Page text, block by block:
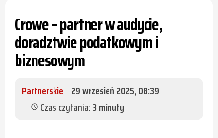
Crowe – partner w audycie,
doradztwie podatkowym i
biznesowym
Partnerskie 29 wrzesień 2025, 08:39
schedule Czas czytania:3 minuty